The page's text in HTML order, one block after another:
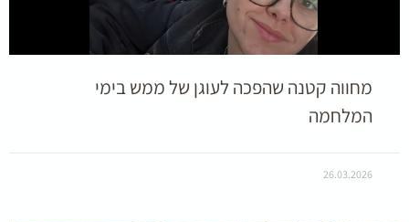
מחווה קטנה שהפכה לעוגן של ממש בימי
המלחמה
26.03.2026